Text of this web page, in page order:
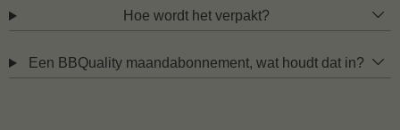
Hoe wordt het verpakt?
Een BBQuality maandabonnement, wat houdt dat in?